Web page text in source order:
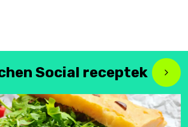
Social receptek